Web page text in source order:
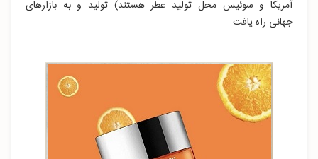
آمریکا و سوئیس محل تولید عطر هستند) تولید و به بازارهای
جهانی راه یافت.